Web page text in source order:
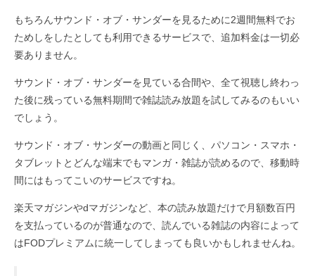
もちろんサウンド・オブ・サンダーを見るために2週間無料でお
ためしをしたとしても利用できるサービスで、追加料金は一切必
要ありません。
サウンド・オブ・サンダーを見ている合間や、全て視聴し終わっ
た後に残っている無料期間で雑誌読み放題を試してみるのもいい
でしょう。
サウンド・オブ・サンダーの動画と同じく、パソコン・スマホ・
タブレットとどんな端末でもマンガ・雑誌が読めるので、移動時
間にはもってこいのサービスですね。
楽天マガジンやdマガジンなど、本の読み放題だけで月額数百円
を支払っているのが普通なので、読んでいる雑誌の内容によって
はFODプレミアムに統一してしまっても良いかもしれませんね。